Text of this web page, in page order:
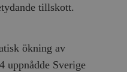
tillskott.
ökning av
uppnådde Sverige